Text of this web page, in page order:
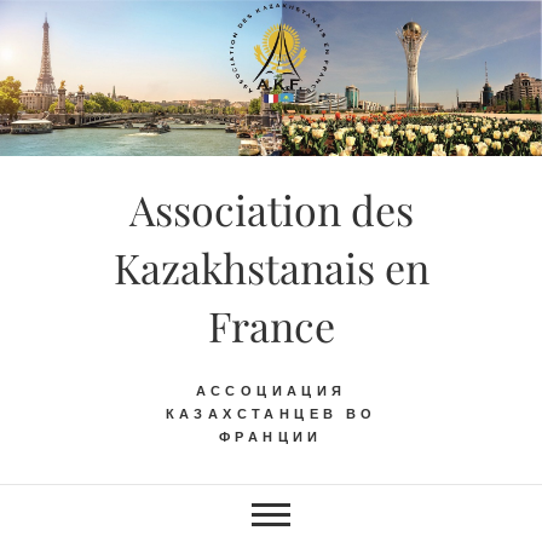
Skip
content
Association des
Kazakhstanais en
France
АССОЦИАЦИЯ
КАЗАХСТАНЦЕВ ВО
ФРАНЦИИ